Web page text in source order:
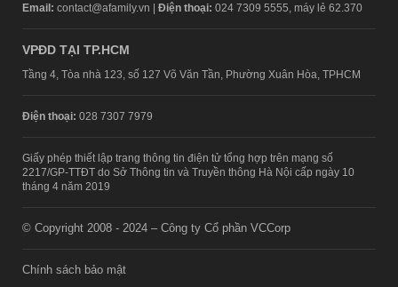
Email: contact@afamily.vn | Điện thoại: 024 7309 5555, máy lẻ 62.370
VPĐD TẠI TP.HCM
Tầng 4, Tòa nhà 123, số 127 Võ Văn Tần, Phường Xuân Hòa, TPHCM
Điện thoại: 028 7307 7979
Giấy phép thiết lập trang thông tin điện tử tổng hợp trên mạng số
2217/GP-TTĐT do Sở Thông tin và Truyền thông Hà Nội cấp ngày 10
tháng 4 năm 2019
© Copyright 2008 - 2024 – Công ty Cổ phần VCCorp
Chính sách bảo mật